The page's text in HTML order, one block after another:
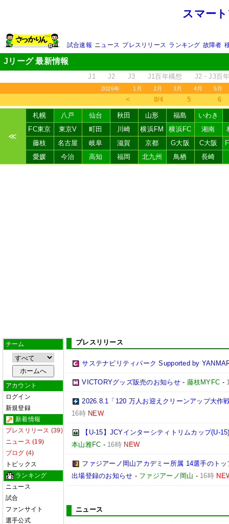
スマー
試合速報 ニュース プレスリリース ランキング 故障者
Jリーグ 最新情報
J1 J2 J3 J1百年構想 J2・J3百
2026年 1月 2月 3月 4月 5月
＜ 8/4 5 6
≪
札幌 八戸 仙台 秋田 山形 福島
いわき
FC東京
東京V 町田 川崎 横浜FM 横浜FC 湘南
藤枝
名古屋 岐阜 滋賀 京都 G大阪 C大阪
愛媛
今治 高知 福岡 北九州 鳥栖 長崎
チーム
アカウント
ログイン
新規登録
新着情報
プレスリリース (39)
ニュース (19)
ブログ (4)
トピックス
ランキング
ニュース
試合
ファンサイト
選手公式
プレスリリース
サステナビリティパーク Supported by
VICTORYグッズ販売のお知らせ- 藤枝MYFC -
2026.8.1「120 万人お迎えクリーンアップ大作
16時 NEW
【U-15】JCYインターシティトリムカップ(U-
本山雅FC - 16時 NEW
ファジアーノ岡山アカデミー所属 14選手のト
出場登録のお知らせ - ファジアーノ岡山 - 16時
ニュース